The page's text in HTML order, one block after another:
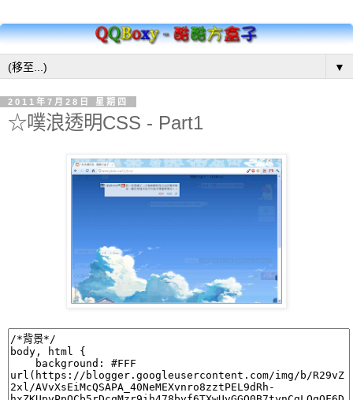
▼
2011年7月28日 星期四
☆噗浪透明CSS - Part1